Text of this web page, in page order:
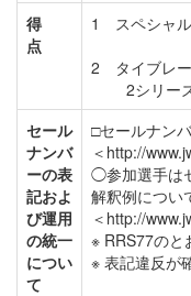
得
点
1 スペシャル
2 タイブレ
2シリーズ
セール
ナンバ
ーの表
記およ
び運用
の統一
につい
て
□セールナン
＜http://
◯参加選手は
解釈例につい
＜http://
※ RRS77のと
※ 表記違反が